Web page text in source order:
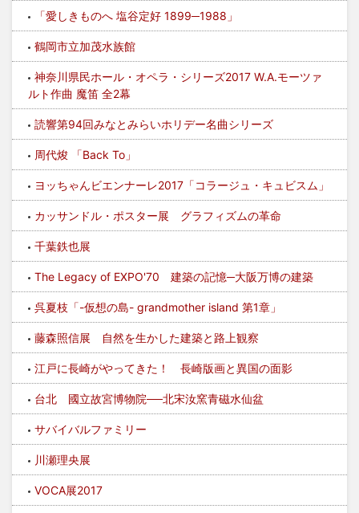
「愛しきものへ 塩谷定好 1899─1988」
鶴岡市立加茂水族館
神奈川県民ホール・オペラ・シリーズ2017 W.A.モーツァ
ルト作曲 魔笛 全2幕
読響第94回みなとみらいホリデー名曲シリーズ
周代焌 「Back To」
ヨッちゃんビエンナーレ2017「コラージュ・キュビスム」
カッサンドル・ポスター展 グラフィズムの革命
千葉鉄也展
The Legacy of EXPO'70 建築の記憶─大阪万博の建築
呉夏枝「-仮想の島- grandmother island 第1章」
藤森照信展 自然を生かした建築と路上観察
江戸に長崎がやってきた！ 長崎版画と異国の面影
台北 國立故宮博物院──北宋汝窯青磁水仙盆
サバイバルファミリー
川瀬理央展
VOCA展2017